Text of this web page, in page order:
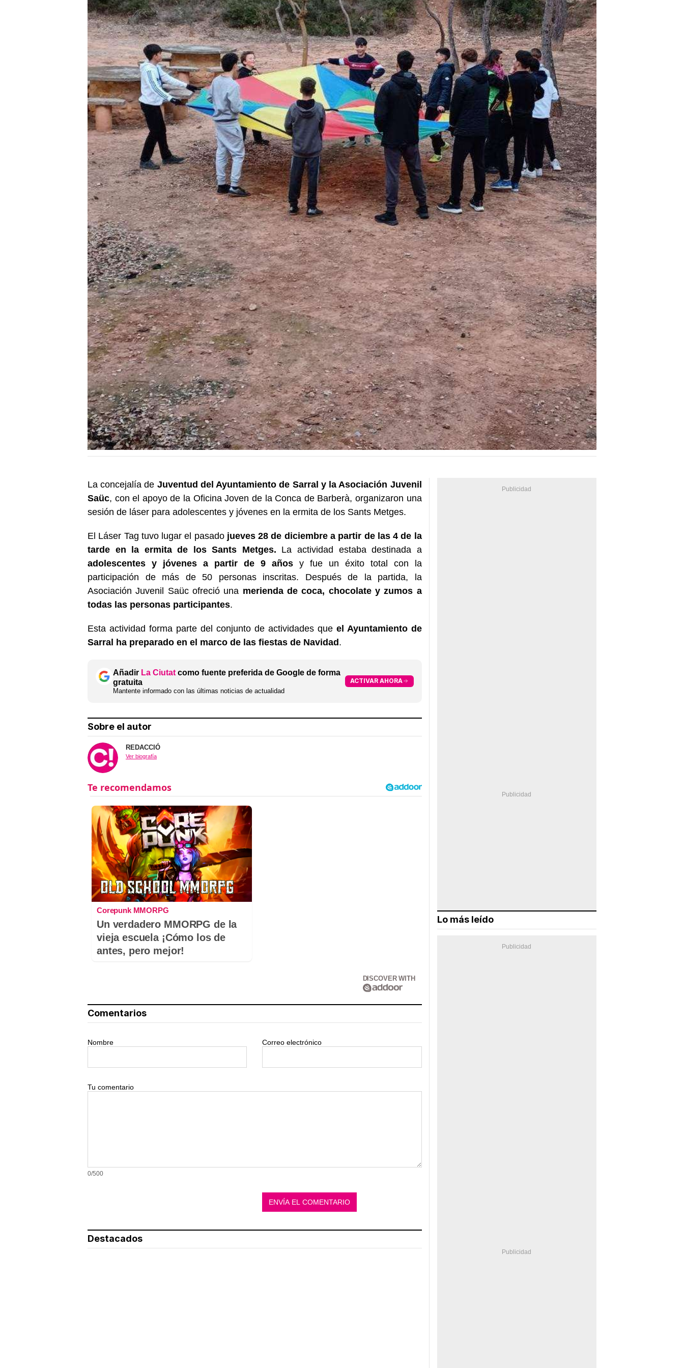
La concejalía de Juventud del Ayuntamiento de Sarral y la Asociación Juvenil
Saüc, con el apoyo de la Oficina Joven de la Conca de Barberà, organizaron una
sesión de láser para adolescentes y jóvenes en la ermita de los Sants Metges.
El Láser Tag tuvo lugar el pasado jueves 28 de diciembre a partir de las 4 de la
tarde en la ermita de los Sants Metges. La actividad estaba destinada a
adolescentes y jóvenes a partir de 9 añosy fue un éxito total con la
participación de más de 50 personas inscritas. Después de la partida, la
Asociación Juvenil Saüc ofreció una merienda de coca, chocolate y zumos a
todas las personas participantes.
Esta actividad forma parte del conjunto de actividades que el Ayuntamiento de
Sarral ha preparado en el marco de las fiestas de Navidad.
Añadir La Ciutat como fuente preferida de Google de forma
gratuita
Mantente informado con las últimas noticias de actualidad
ACTIVAR AHORA
Sobre el autor
REDACCIÓ
Ver biografía
Corepunk MMORPG
Un verdadero MMORPG de la
vieja escuela ¡Cómo los de
antes, pero mejor!
DISCOVER WITH
Comentarios
Nombre Correo electrónico
Tu comentario
0/500
Destacados
Lo más leído